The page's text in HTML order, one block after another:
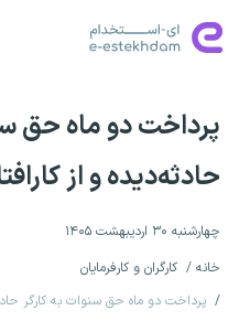
پرداخت دو ماه حق
حادثه‌دیده و از
چهارشنبه ۳۰ اردیبهشت ۱۴۰۵
خانه
کارگران و کارفرمایان
پرداخت دو ماه حق سنوات به کارگر